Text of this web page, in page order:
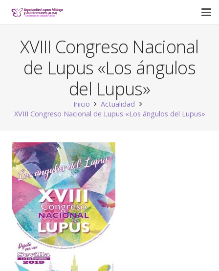
XVIII Congreso Nacional
de Lupus «Los ángulos
del Lupus»
Inicio
Actualidad
XVIII Congreso Nacional de Lupus «Los ángulos del Lupus»